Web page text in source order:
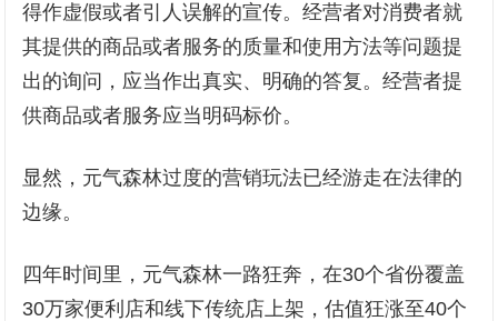
得作虚假或者引人误解的宣传。经营者对消费者就
其提供的商品或者服务的质量和使用方法等问题提
出的询问，应当作出真实、明确的答复。经营者提
供商品或者服务应当明码标价。
显然，元气森林过度的营销玩法已经游走在法律的
边缘。
四年时间里，元气森林一路狂奔，在30个省份覆盖
30万家便利店和线下传统店上架，估值狂涨至40个